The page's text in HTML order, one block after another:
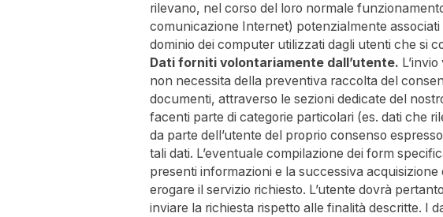
rilevano, nel corso del loro normale
comunicazione Internet) potenzialmente
dominio dei computer utilizzati dagli utenti che si
Dati forniti volontariamente dall’utente.
non necessita della preventiva raccolta del
documenti, attraverso le sezioni dedicate del
facenti parte di categorie particolari (es. dati che
da parte dell’utente del proprio consenso
tali dati. L’eventuale compilazione dei form
presenti informazioni e la successiva
erogare il servizio richiesto. L’utente dovrà
inviare la richiesta rispetto alle finalità descritte. I